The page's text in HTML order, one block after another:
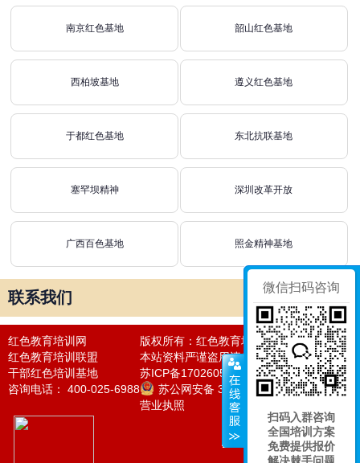
南京红色基地 韶山红色基地
西柏坡基地 遵义红色基地
于都红色基地 东北抗联基地
塞罕坝精神 深圳改革开放
广西百色基地 照金精神基地
联系我们
微信扫码咨询
扫码入群咨询
全国培训方案
免费提供报价
红色教育培训网
红色教育培训联盟
干部红色培训基地
咨询电话： 400-025-6988
版权所有：红色教育培训网
本站资料严谨盗用违者必究法律责任
苏ICP备17026050号-20
苏公网安备 32011302320976号
营业执照